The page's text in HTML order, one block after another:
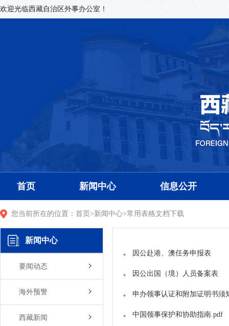
欢迎光临西藏自治区外事办公室！
首页 新闻中心 信息公开
您当前所在的位置： 首页 >新闻中心>常用表格文档下载
新闻中心
要闻动态
海外预警
西藏新闻
因公赴港、澳任务申报表
因公出国（境）人员备案表
申办领事认证和附加证明书须
中国领事保护和协助指南.pdf